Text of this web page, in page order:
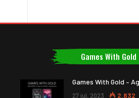
Games With Gold
Games With Gold –
27 jul, 2023 2.832